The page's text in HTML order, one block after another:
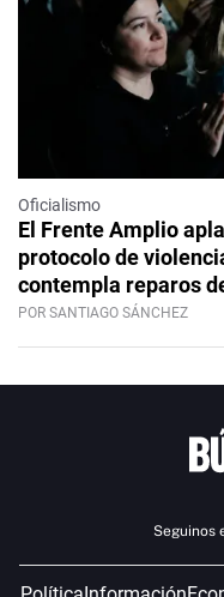
Oficialismo
El Frente Amplio
protocolo de
contempla reparos
POR SANTIAGO SÁNCHEZ
Seguinos